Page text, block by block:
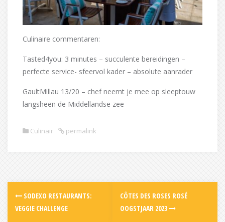
Culinaire commentaren:
Tasted4you: 3 minutes – succulente bereidingen –
perfecte service- sfeervol kader – absolute aanrader
GaultMillau 13/20 – chef neemt je mee op sleeptouw
langsheen de Middellandse zee
Culinair permalink
Post
navigation
SODEXO RESTAURANTS:
VEGGIE CHALLENGE
CÔTES DES ROSES ROSÉ
OOGSTJAAR 2023